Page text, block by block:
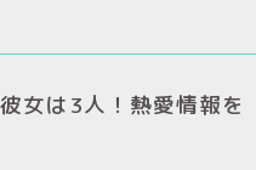
女は3人！熱愛情報を